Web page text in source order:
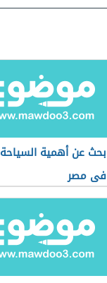
بحث عن أهمية السياحة
فى مصر